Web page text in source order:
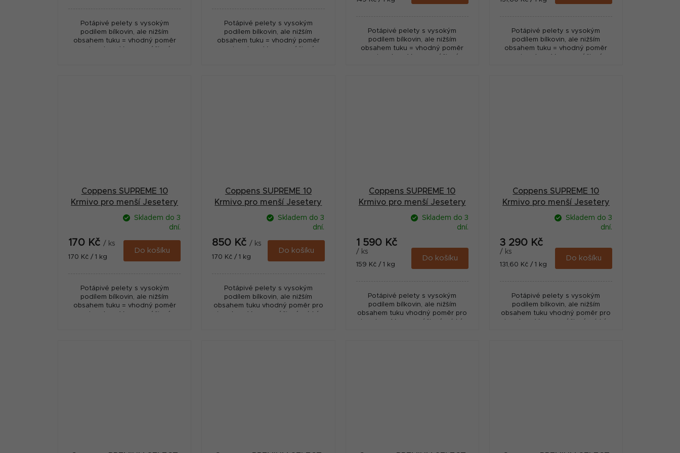
Potápivé pelety s vysokým
podílem bílkovin, ale nižším
obsahem tuku = vhodný poměr
pro jesetery. Vysoce výživné,
Potápivé pelety s vysokým
podílem bílkovin, ale nižším
obsahem tuku = vhodný poměr
pro jesetery. Vysoce výživné,
Potápivé pelety s vysokým
podílem bílkovin, ale nižším
obsahem tuku = vhodný poměr
pro jesetery. Vysoce výživné,
Potápivé pelety s vysokým
podílem bílkovin, ale nižším
obsahem tuku = vhodný poměr
pro jesetery. Vysoce výživné,
Coppens SUPREME 10
Krmivo pro menší Jesetery
potápivé 9 mm 1 kg
Skladem do 3
dní.
170 Kč / ks
Měrná
170 Kč / 1 kg
Do košíku
Potápivé pelety s vysokým
podílem bílkovin, ale nižším
obsahem tuku = vhodný poměr
pro jesetery. Vysoce výživné,
Coppens SUPREME 10
Krmivo pro menší Jesetery
potápivé 9 mm 5 kg
Skladem do 3
dní.
850 Kč / ks
Měrná
170 Kč / 1 kg
Do košíku
Potápivé pelety s vysokým
podílem bílkovin, ale nižším
obsahem tuku vhodný poměr pro
jesetery. Vysoce výživné, nízký
Coppens SUPREME 10
Krmivo pro menší Jesetery
potápivé 9 mm 10 kg
Skladem do 3
dní.
1 590 Kč
/ ks
Měrná
159 Kč / 1 kg
Do košíku
Potápivé pelety s vysokým
podílem bílkovin, ale nižším
obsahem tuku vhodný poměr pro
jesetery. Vysoce výživné, nízký
Coppens SUPREME 10
Krmivo pro menší Jesetery
potápivé 9 mm 25 kg
Skladem do 3
dní.
3 290 Kč
/ ks
Měrná
131,60 Kč / 1 kg
Do košíku
Potápivé pelety s vysokým
podílem bílkovin, ale nižším
obsahem tuku vhodný poměr pro
jesetery. Vysoce výživné, nízký